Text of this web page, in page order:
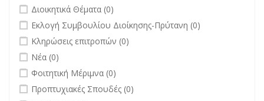
undefined
Διοικητικά Θέματα (0)
undefined
Εκλογή Συμβουλίου Διοίκησης-Πρύτανη (0)
undefined
Κληρώσεις επιτροπών (0)
undefined
Νέα (0)
undefined
Φοιτητική Μέριμνα (0)
undefined
Προπτυχιακές Σπουδές (0)